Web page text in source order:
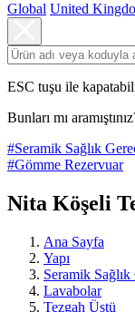
Global United
ESC tuşu ile
Bunları mı
#Seramik Sağlık
#Gömme Rezervuar
Nita Köşeli
Ana Sayfa
Yapı
Seramik
Lavabolar
Tezgah Üstü